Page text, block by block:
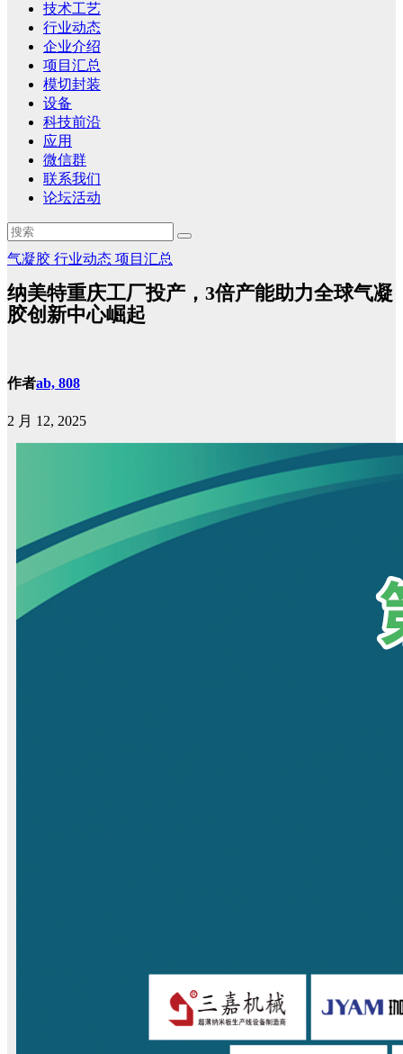
技术工艺
行业动态
企业介绍
项目汇总
模切封装
设备
科技前沿
应用
微信群
联系我们
论坛活动
气凝胶 行业动态 项目汇总
纳美特重庆工厂投产，3倍产能助力全球气凝
胶创新中心崛起
作者ab, 808
2 月 12, 2025